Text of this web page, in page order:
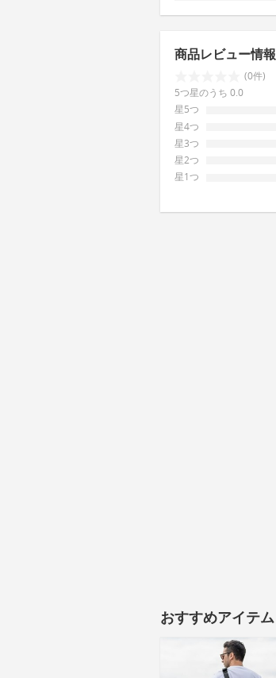
商品レビュー情報
(0件)
5つ星のうち 0.0
星5つ
星4つ
星3つ
星2つ
星1つ
おすすめアイテム